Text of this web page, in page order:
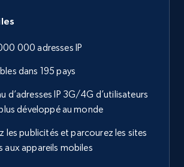
000 adresses IP
dans 195 pays
d’adresses IP 3G/4G d’utilisateurs
développé au monde
les publicités et parcourez les sites
aux appareils mobiles